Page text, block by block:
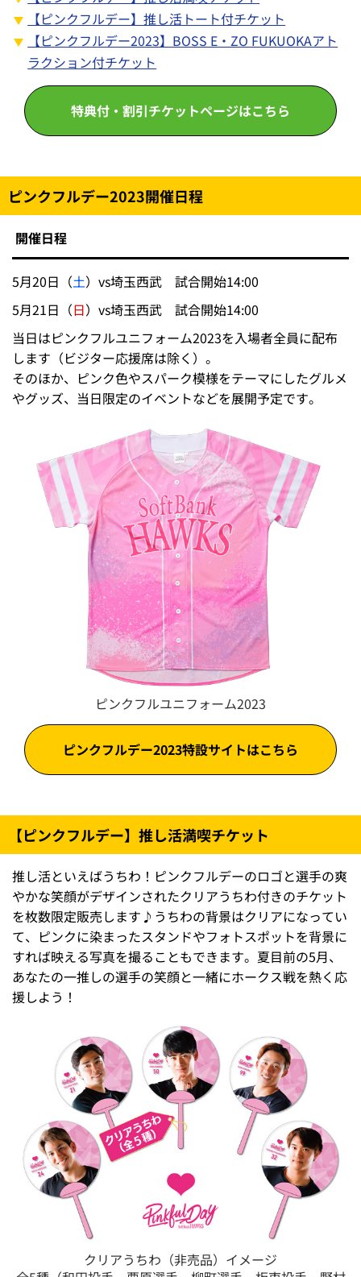
【ピンクフルデー】推し活トート付チケット
【ピンクフルデー2023】BOSS E・ZO FUKUOKAアト
ラクション付チケット
特典付・割引チケットページはこちら
ピンクフルデー2023開催日程
開催日程
5月20日（土）vs埼玉西武 試合開始14:00
5月21日（日）vs埼玉西武 試合開始14:00
当日はピンクフルユニフォーム2023を入場者全員に配布
します（ビジター応援席は除く）。
そのほか、ピンク色やスパーク模様をテーマにしたグルメ
やグッズ、当日限定のイベントなどを展開予定です。
ピンクフルユニフォーム2023
ピンクフルデー2023特設サイトはこちら
【ピンクフルデー】推し活満喫チケット
推し活といえばうちわ！ピンクフルデーのロゴと選手の爽
やかな笑顔がデザインされたクリアうちわ付きのチケット
を枚数限定販売します♪うちわの背景はクリアになってい
て、ピンクに染まったスタンドやフォトスポットを背景に
すれば映える写真を撮ることもできます。夏目前の5月、
あなたの一推しの選手の笑顔と一緒にホークス戦を熱く応
援しよう！
クリアうちわ（非売品）イメージ